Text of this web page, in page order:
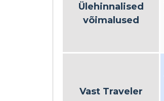
Ülehinnalised
võimalused
Vast Traveler